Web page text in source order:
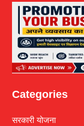
Categories
सरकारी योजना